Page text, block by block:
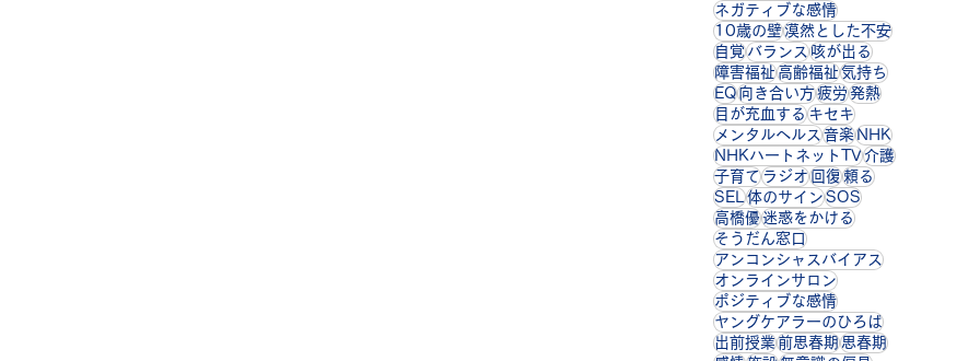
ネガティブな感情
10歳の壁漠然とした不安
自覚バランス咳が出る
障害福祉高齢福祉気持ち
EQ向き合い方疲労発熱
目が充血するキセキ
メンタルヘルス音楽NHK
NHKハートネットTV介護
子育てラジオ回復頼る
SEL体のサインSOS
高橋優迷惑をかける
そうだん窓口
アンコンシャスバイアス
オンラインサロン
ポジティブな感情
ヤングケアラーのひろば
出前授業前思春期思春期